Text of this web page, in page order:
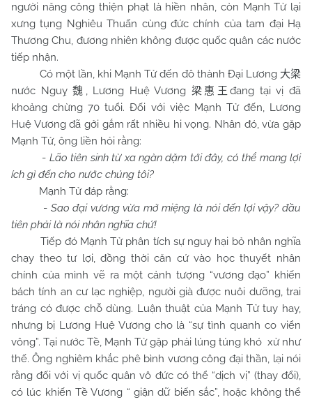
người năng công thiện phạt là hiền nhân, còn Mạnh Tử lại
xưng tụng Nghiêu Thuấn cùng đức chính của tam đại Hạ
Thương Chu, đương nhiên không được quốc quân các nước
tiếp nhận.
Có một lần, khi Mạnh Tử đến đô thành Đại Lương 大梁
nước Nguỵ魏 , Lương Huệ Vương 梁惠王đang tại vị đã
khoảng chừng 70 tuổi. Đối với việc Mạnh Tử đến, Lương
Huệ Vương đã gởi gắm rất nhiều hi vọng. Nhân đó, vừa gặp
Mạnh Tử, ông liền hỏi rằng:
- Lão tiên sinh từ xa ngàn dặm tới đây, có thể mang lợi
ích gì đến cho nước chúng tôi?
Mạnh Tử đáp rằng:
- Sao đại vương vừa mở miệng là nói đến lợi vậy? đầu
tiên phải là nói nhân nghĩa chứ!
Tiếp đó Mạnh Tử phân tích sự nguy hại bỏ nhân nghĩa
chạy theo tư lợi, đồng thời căn cứ vào học thuyết nhân
chính của mình vẽ ra một cảnh tượng “vương đạo” khiến
bách tính an cư lạc nghiệp, người già được nuôi dưỡng, trai
tráng có được chỗ dùng. Luận thuật của Mạnh Tử tuy hay,
nhưng bị Lương Huệ Vương cho là “sự tình quanh co viển
vông”. Tại nước Tề, Mạnh Tử gặp phải lúng túng khó xử như
thế. Ông nghiêm khắc phê bình vương công đại thần, lại nói
rằng đối với vị quốc quân vô đức có thể “dịch vị” (thay đổi),
có lúc khiến Tề Vương “ giận dữ biến sắc”, hoặc không thể